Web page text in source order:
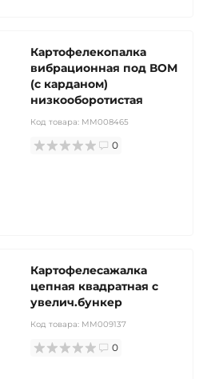
Картофелекопалка
вибрационная под ВОМ
(с карданом)
низкооборотистая
Код товара: MM008465
0
Картофелесажалка
цепная квадратная с
увелич.бункер
Код товара: MM009137
0